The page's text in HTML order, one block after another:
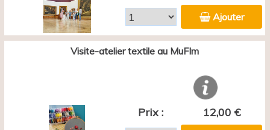
Ajouter
Visite-atelier textile au MuFIm
Prix : 12,00 €